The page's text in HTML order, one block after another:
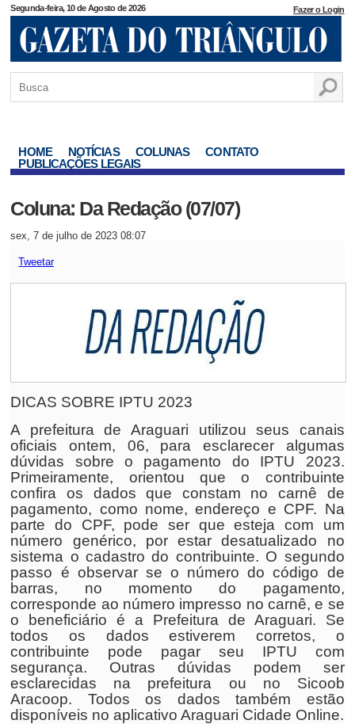
Segunda-feira, 10 de Agosto de 2026 Fazer o Login
HOME NOTÍCIAS COLUNAS
CONTATO
PUBLICAÇÕES LEGAIS
Coluna: Da Redação (07/07)
sex, 7 de julho de 2023 08:07
Tweetar
DICAS SOBRE IPTU 2023
A prefeitura de Araguari utilizou seus canais
oficiais ontem, 06, para esclarecer algumas
dúvidas sobre o pagamento do IPTU 2023.
Primeiramente, orientou que o contribuinte
confira os dados que constam no carnê de
pagamento, como nome, endereço e CPF. Na
parte do CPF, pode ser que esteja com um
número genérico, por estar desatualizado no
sistema o cadastro do contribuinte. O segundo
passo é observar se o número do código de
barras, no momento do pagamento,
corresponde ao número impresso no carnê, e se
o beneficiário é a Prefeitura de Araguari. Se
todos os dados estiverem corretos, o
contribuinte pode pagar seu IPTU com
segurança. Outras dúvidas podem ser
esclarecidas na prefeitura ou no Sicoob
Aracoop. Todos os dados também estão
disponíveis no aplicativo Araguari Cidade Online.